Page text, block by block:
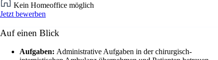
Kein Homeoffice möglich
Jetzt bewerben
Auf einen Blick
Aufgaben: Administrative Aufgaben in der chirurgisch-